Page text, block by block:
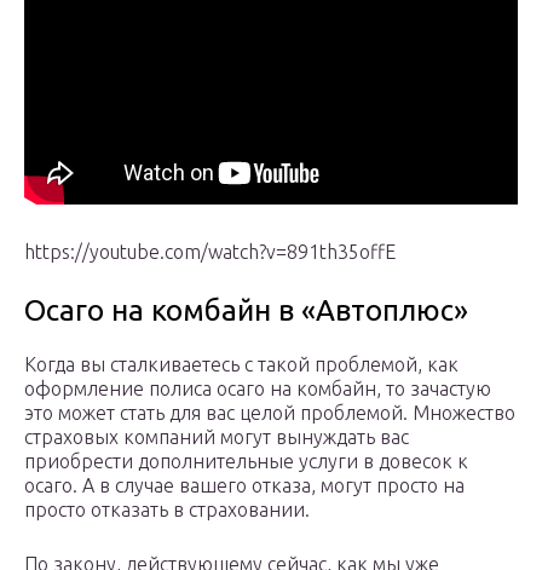
https://youtube.com/watch?v=891th35offE
Осаго на комбайн в «Автоплюс»
Когда вы сталкиваетесь с такой проблемой, как
оформление полиса осаго на комбайн, то зачастую
это может стать для вас целой проблемой. Множество
страховых компаний могут вынуждать вас
приобрести дополнительные услуги в довесок к
осаго. А в случае вашего отказа, могут просто на
просто отказать в страховании.
По закону, действующему сейчас, как мы уже